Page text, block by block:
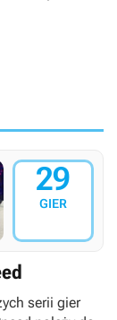
29
GIER
serii gier